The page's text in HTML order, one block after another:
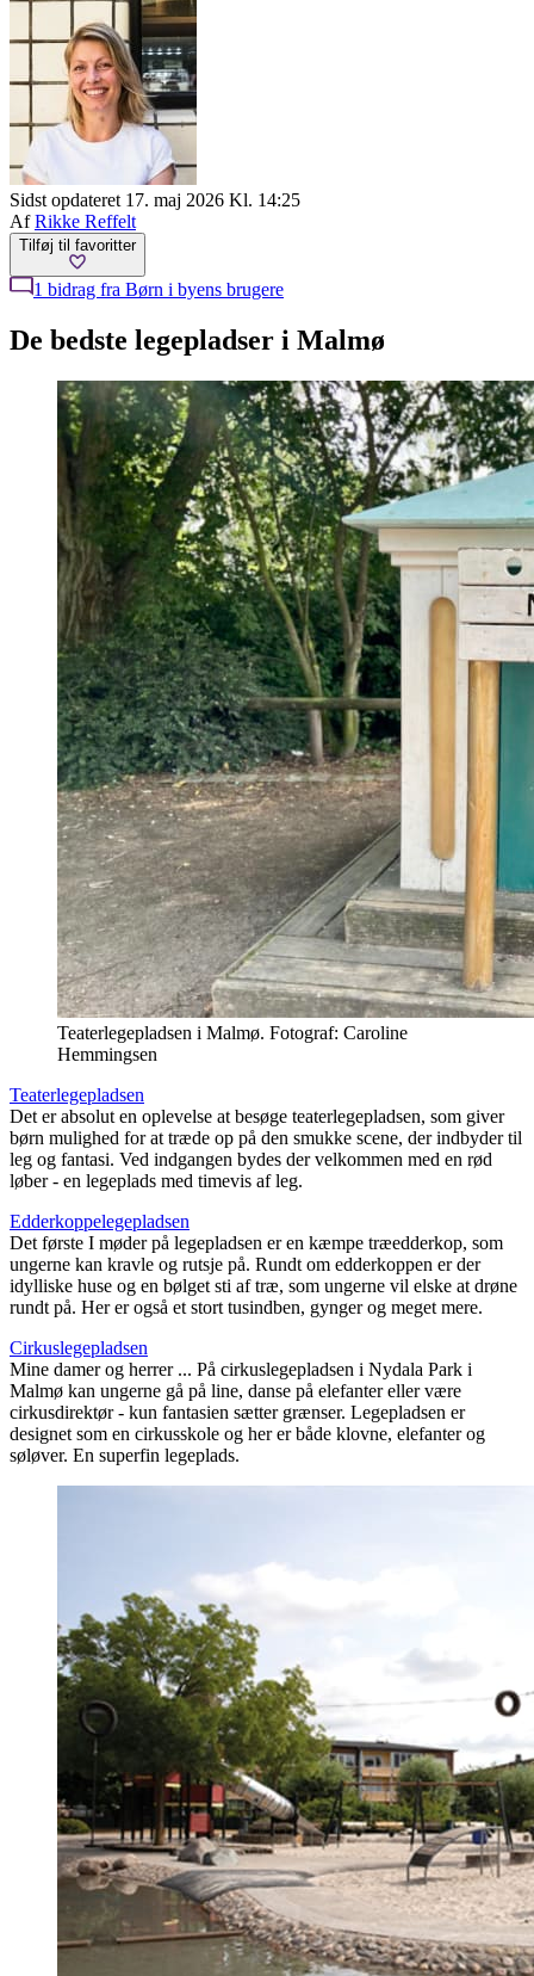
Sidst opdateret 17. maj 2026 Kl. 14:25
AfRikke Reffelt
Tilføj til favoritter
1 bidrag fra Børn i byens brugere
De bedste legepladser i Malmø
Teaterlegepladsen i Malmø. Fotograf: Caroline
Hemmingsen
Teaterlegepladsen
Det er absolut en oplevelse at besøge teaterlegepladsen, som giver
børn mulighed for at træde op på den smukke scene, der indbyder til
leg og fantasi. Ved indgangen bydes der velkommen med en rød
løber - en legeplads med timevis af leg.
Edderkoppelegepladsen
Det første I møder på legepladsen er en kæmpe træedderkop, som
ungerne kan kravle og rutsje på. Rundt om edderkoppen er der
idylliske huse og en bølget sti af træ, som ungerne vil elske at drøne
rundt på. Her er også et stort tusindben, gynger og meget mere.
Cirkuslegepladsen
Mine damer og herrer ... På cirkuslegepladsen i Nydala Park i
Malmø kan ungerne gå på line, danse på elefanter eller være
cirkusdirektør - kun fantasien sætter grænser. Legepladsen er
designet som en cirkusskole og her er både klovne, elefanter og
søløver. En superfin legeplads.